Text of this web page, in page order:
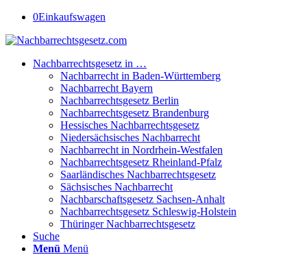
0Einkaufswagen
Nachbarrechtsgesetz in …
Nachbarrecht in Baden-Württemberg
Nachbarrecht Bayern
Nachbarrechtsgesetz Berlin
Nachbarrechtsgesetz Brandenburg
Hessisches Nachbarrechtsgesetz
Niedersächsisches Nachbarrecht
Nachbarrecht in Nordrhein-Westfalen
Nachbarrechtsgesetz Rheinland-Pfalz
Saarländisches Nachbarrechtsgesetz
Sächsisches Nachbarrecht
Nachbarschaftsgesetz Sachsen-Anhalt
Nachbarrechtsgesetz Schleswig-Holstein
Thüringer Nachbarrechtsgesetz
Suche
Menü Menü